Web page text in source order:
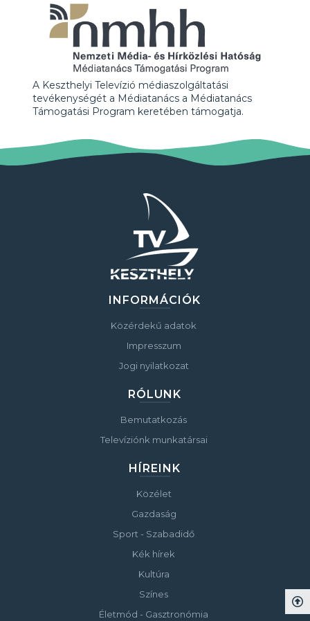
A Keszthelyi Televízió médiaszolgáltatási
tevékenységét a Médiatanács a Médiatanács
Támogatási Program keretében támogatja.
INFORMÁCIÓK
Közérdekű adatok
Impresszum
Jogi nyilatkozat
RÓLUNK
Bemutatkozás
Televíziónk munkatársai
HÍREINK
Közélet
Gazdaság
Sport - Szabadidő
Kék hírek
Kultúra
Színes
Életmód - Gasztronómia